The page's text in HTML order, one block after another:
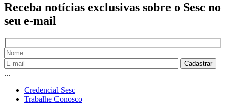
Receba notícias exclusivas sobre o Sesc no
seu e-mail
...
Credencial Sesc
Trabalhe Conosco